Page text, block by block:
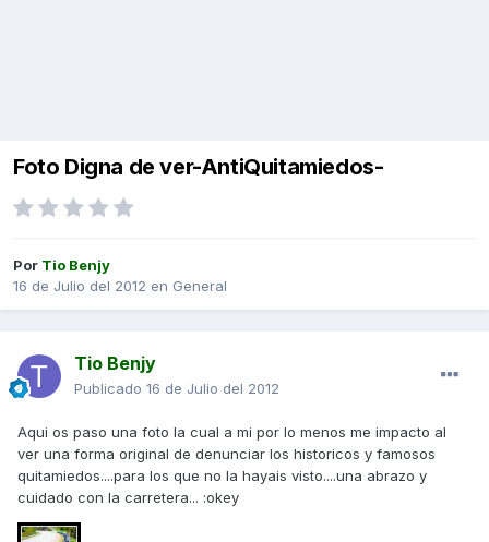
Foto Digna de ver-AntiQuitamiedos-
Por Tio Benjy
16 de Julio del 2012 en General
Tio Benjy
Publicado 16 de Julio del 2012
Aqui os paso una foto la cual a mi por lo menos me impacto al
ver una forma original de denunciar los historicos y famosos
quitamiedos....para los que no la hayais visto....una abrazo y
cuidado con la carretera... :okey